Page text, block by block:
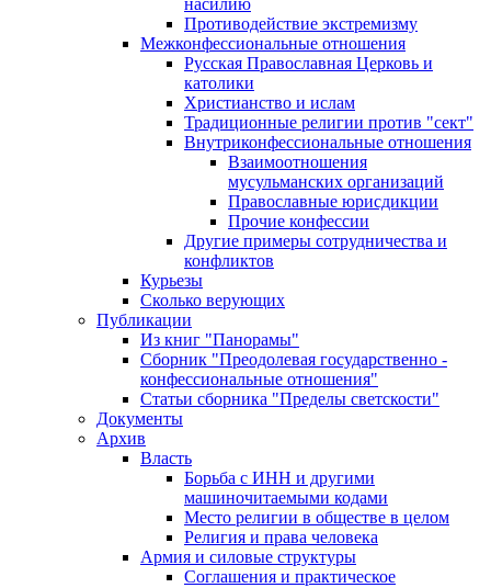
насилию
Противодействие экстремизму
Межконфессиональные отношения
Русская Православная Церковь и
католики
Христианство и ислам
Традиционные религии против "сект"
Внутриконфессиональные отношения
Взаимоотношения
мусульманских организаций
Православные юрисдикции
Прочие конфессии
Другие примеры сотрудничества и
конфликтов
Курьезы
Сколько верующих
Публикации
Из книг "Панорамы"
Сборник "Преодолевая государственно -
конфессиональные отношения"
Статьи сборника "Пределы светскости"
Документы
Архив
Власть
Борьба с ИНН и другими
машиночитаемыми кодами
Место религии в обществе в целом
Религия и права человека
Армия и силовые структуры
Соглашения и практическое